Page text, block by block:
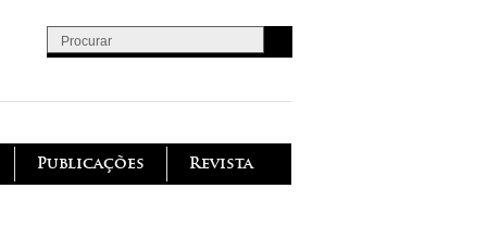
Formulário de procura
Revista
Publicações